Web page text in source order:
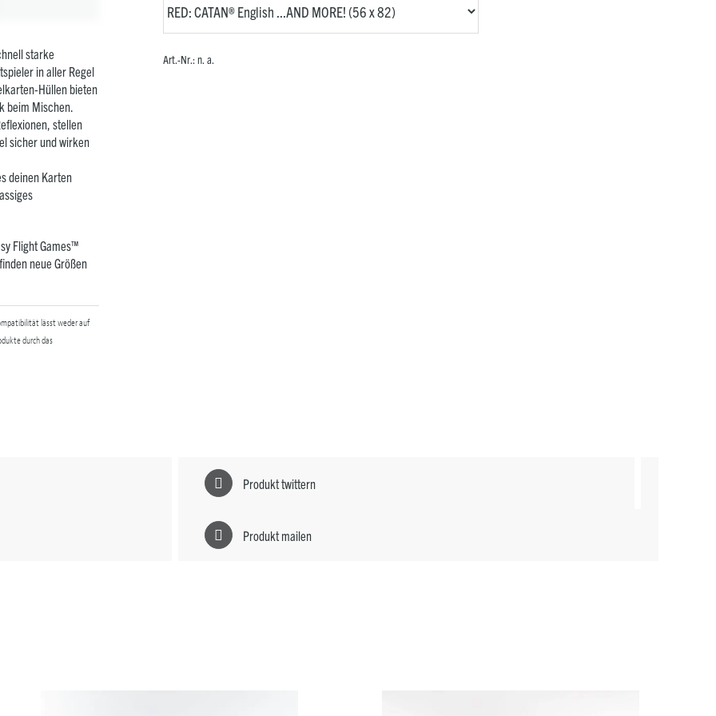
Art.-Nr.:n. a.
starke
in aller Regel
Hüllen bieten
beim Mischen.
stellen
sicher und wirken
deinen Karten
Flight Games™
neue Größen
lässt weder auf
durch das
Produkt twittern
Produkt mailen